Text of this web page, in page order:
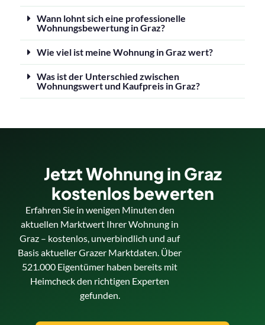
Wann lohnt sich eine professionelle
Wohnungsbewertung in Graz?
Wie viel ist meine Wohnung in Graz wert?
Was ist der Unterschied zwischen
Wohnungswert und Kaufpreis in Graz?
Jetzt Wohnung in Graz
kostenlos bewerten
Erfahren Sie in wenigen Minuten den
aktuellen Marktwert Ihrer Wohnung in
Graz – kostenlos, unverbindlich und auf
Basis aktueller Grazer Marktdaten. Über
521.000 Eigentümer haben bereits mit
Heimcheck den richtigen Experten
gefunden.